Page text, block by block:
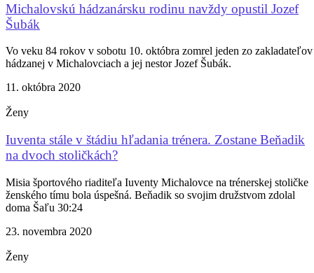
Michalovskú hádzanársku rodinu navždy opustil Jozef
Šubák
Vo veku 84 rokov v sobotu 10. októbra zomrel jeden zo zakladateľov
hádzanej v Michalovciach a jej nestor Jozef Šubák.
11. októbra 2020
Ženy
Iuventa stále v štádiu hľadania trénera. Zostane Beňadik
na dvoch stoličkách?
Misia športového riaditeľa Iuventy Michalovce na trénerskej stoličke
ženského tímu bola úspešná. Beňadik so svojim družstvom zdolal
doma Šaľu 30:24
23. novembra 2020
Ženy